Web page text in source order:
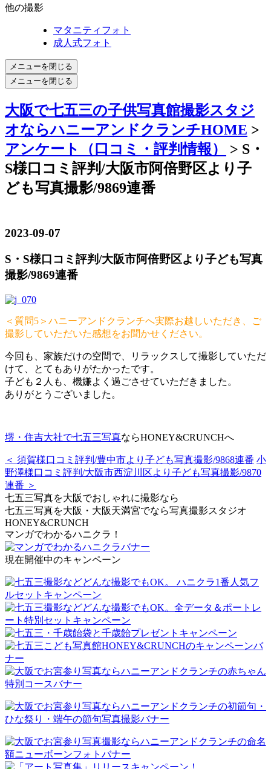
他の撮影
マタニティフォト
成人式フォト
メニューを閉じる
メニューを閉じる
大阪で七五三の子供写真館撮影スタジ
オならハニーアンドクランチHOME >
アンケート（口コミ・評判情報）
> S・
S様口コミ評判/大阪市阿倍野区より子
ども写真撮影/9869連番
2023-09-07
S・S様口コミ評判/大阪市阿倍野区より子ども写真
撮影/9869連番
＜質問5＞ハニーアンドクランチへ実際お越しいただき、ご
撮影していただいた感想をお聞かせください。
今回も、家族だけの空間で、リラックスして撮影していただ
けて、とてもありがたかったです。
子ども２人も、機嫌よく過ごさせていただきました。
ありがとうございました。
堺・住吉大社で七五三写真ならHONEY&CRUNCHへ
＜ 須賀様口コミ評判/豊中市より子ども写真撮影/9868連番 小
野澤様口コミ評判/大阪市西淀川区より子ども写真撮影/9870
連番 ＞
七五三写真を大阪でおしゃれに撮影なら
七五三写真を大阪・大阪天満宮でなら写真撮影スタジオ
HONEY&CRUNCH
マンガでわかるハニクラ！
現在開催中のキャンペーン